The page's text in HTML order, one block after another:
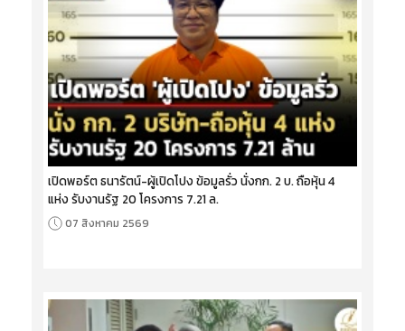
เปิดพอร์ต ธนารัตน์-ผู้เปิดโปง ข้อมูลรั่ว นั่งกก. 2 บ. ถือหุ้น 4
แห่ง รับงานรัฐ 20 โครงการ 7.21 ล.
07 สิงหาคม 2569